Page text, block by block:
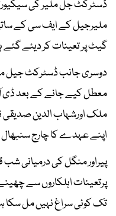
ڈسٹرکٹ جل ملیر کی
ملیرجیل کے ایف سی کے
گیٹ پر تعینات کر دیئے گئے
معطل کیے جانے کے بعد ڈی
ملک اورشہاب الدین
اپنے عہدے کا چارج سنبھال
پیراور منگل کی درمیانی
تک کوئی سراغ نہیں مل سکا